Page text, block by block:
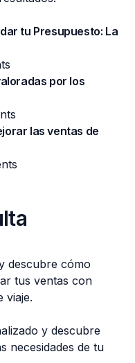
tu Presupuesto: La
por los
las ventas de
descubre cómo
tus ventas con
viaje.
y descubre
necesidades de tu